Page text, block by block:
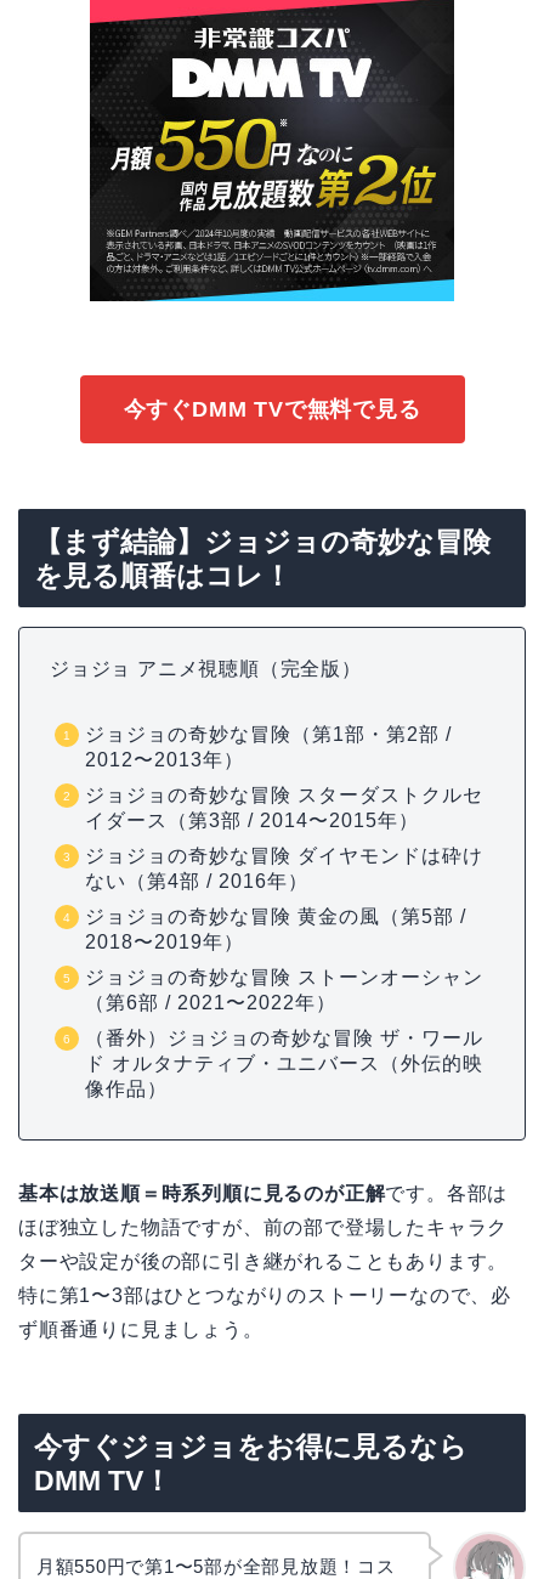
今すぐDMM TVで無料で見る
【まず結論】ジョジョの奇妙な冒険
を見る順番はコレ！
ジョジョ アニメ視聴順（完全版）
ジョジョの奇妙な冒険（第1部・第2部 /
2012〜2013年）
ジョジョの奇妙な冒険 スターダストクルセ
イダース（第3部 / 2014〜2015年）
ジョジョの奇妙な冒険 ダイヤモンドは砕け
ない（第4部 / 2016年）
ジョジョの奇妙な冒険 黄金の風（第5部 /
2018〜2019年）
ジョジョの奇妙な冒険 ストーンオーシャン
（第6部 / 2021〜2022年）
（番外）ジョジョの奇妙な冒険 ザ・ワール
ド オルタナティブ・ユニバース（外伝的映
像作品）
基本は放送順＝時系列順に見るのが正解です。各部は
ほぼ独立した物語ですが、前の部で登場したキャラク
ターや設定が後の部に引き継がれることもあります。
特に第1〜3部はひとつながりのストーリーなので、必
ず順番通りに見ましょう。
今すぐジョジョをお得に見るなら
DMM TV！
月額550円で第1〜5部が全部見放題！コス